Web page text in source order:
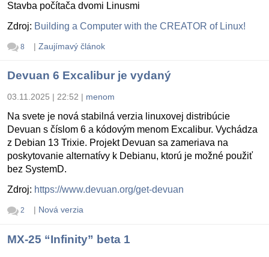
Stavba počítača dvomi Linusmi
Zdroj: Building a Computer with the CREATOR of Linux!
8 | Zaujímavý článok
Devuan 6 Excalibur je vydaný
03.11.2025 | 22:52 | menom
Na svete je nová stabilná verzia linuxovej distribúcie
Devuan s číslom 6 a kódovým menom Excalibur. Vychádza
z Debian 13 Trixie. Projekt Devuan sa zameriava na
poskytovanie alternatívy k Debianu, ktorú je možné použiť
bez SystemD.
Zdroj: https://www.devuan.org/get-devuan
2 | Nová verzia
MX-25 “Infinity” beta 1